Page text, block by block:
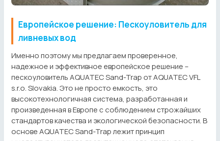
Европейское решение: Пескоуловитель для
ливневых вод
Именно поэтому мы предлагаем проверенное,
надежное и эффективное европейское решение –
пескоуловитель AQUATEC Sand-Trap от AQUATEC VFL
s.r.o. Slovakia. Это не просто емкость, это
высокотехнологичная система, разработанная и
произведенная в Европе с соблюдением строжайших
стандартов качества и экологической безопасности. В
основе AQUATEC Sand-Trap лежит принцип